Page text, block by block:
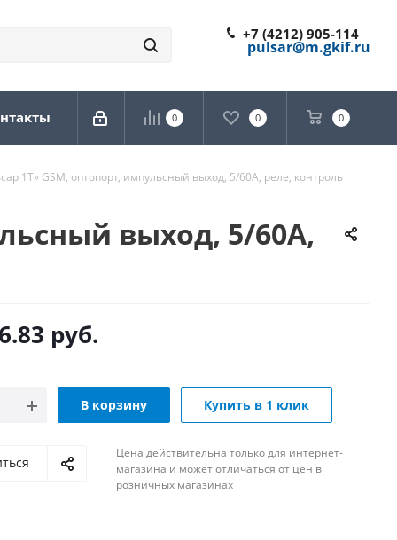
+7 (4212) 905-114
pulsar@m.gkif.ru
0 0 0
1Т» GSM, оптопорт, импульсный выход, 5/60A, реле, контроль
выход, 5/60A,
руб.
В корзину Купить в 1 клик
Цена действительна только для интернет-
магазина и может отличаться от цен в
розничных магазинах